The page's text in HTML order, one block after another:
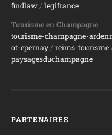
findlaw/ legifrance
Tourisme en Champagne
tourisme-champagne-
ot-epernay/ reims-tourisme
paysagesduchampagne
PARTENAIRES